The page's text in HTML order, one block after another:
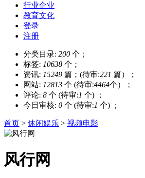
行业企业
教育文化
登录
注册
分类目录: 200 个；
标签: 10638 个；
资讯: 15249 篇；(待审:221 篇）；
网站: 12813 个 (待审:4464个）；
评论: 8 个 (待审:1 个) ；
今日审核: 0 个 (待审:1 个) ；
首页 > 休闲娱乐 > 视频电影
风行网